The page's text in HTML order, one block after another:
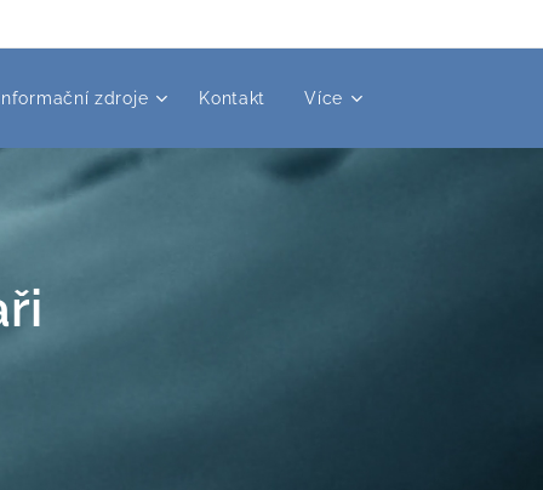
Informační zdroje Kontakt Více